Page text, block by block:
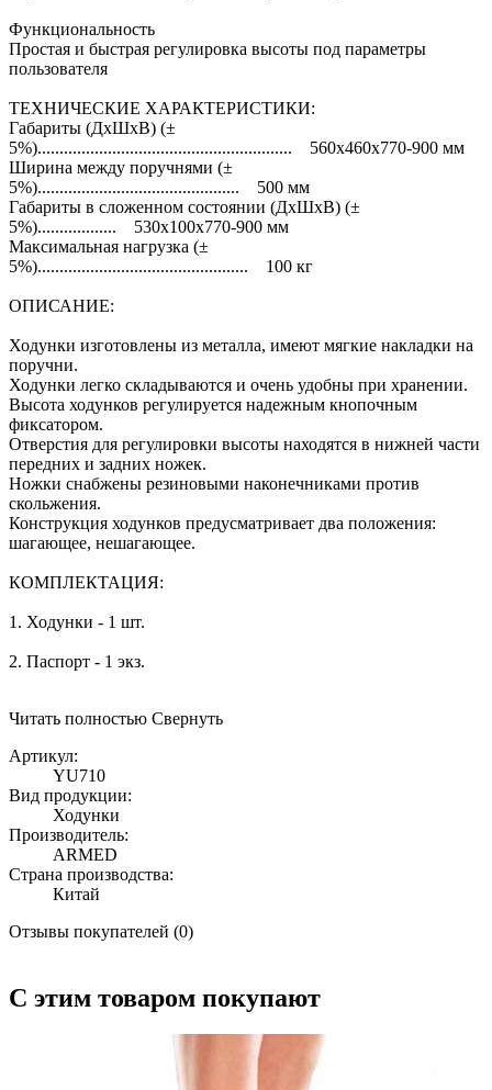
Функциональность
Простая и быстрая регулировка высоты под параметры
пользователя
ТЕХНИЧЕСКИЕ ХАРАКТЕРИСТИКИ:
Габариты (ДхШхВ) (±
5%).......................................................... 560х460х770-900 мм
Ширина между поручнями (±
5%).............................................. 500 мм
Габариты в сложенном состоянии (ДхШхВ) (±
5%).................. 530х100х770-900 мм
Максимальная нагрузка (±
5%)................................................ 100 кг
ОПИСАНИЕ:
Ходунки изготовлены из металла, имеют мягкие накладки на
поручни.
Ходунки легко складываются и очень удобны при хранении.
Высота ходунков регулируется надежным кнопочным
фиксатором.
Отверстия для регулировки высоты находятся в нижней части
передних и задних ножек.
Ножки снабжены резиновыми наконечниками против
скольжения.
Конструкция ходунков предусматривает два положения:
шагающее, нешагающее.
КОМПЛЕКТАЦИЯ:
1. Ходунки - 1 шт.
2. Паспорт - 1 экз.
Читать полностью Свернуть
Артикул:
YU710
Вид продукции:
Ходунки
Производитель:
ARMED
Страна производства:
Китай
Отзывы покупателей (0)
С этим товаром покупают